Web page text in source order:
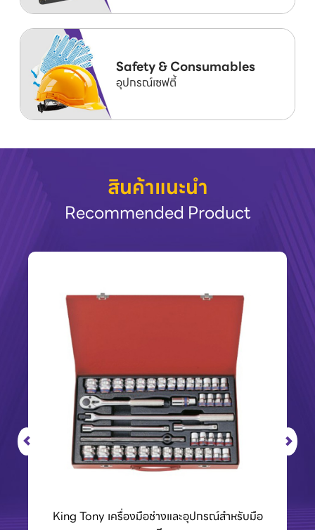
Safety & Consumables
อุปกรณ์เซฟตี้
สินค้าแนะนำ
Recommended Product
BCC01 กล่องชาร์จแบตเตอรี่ 40Vmax XGT